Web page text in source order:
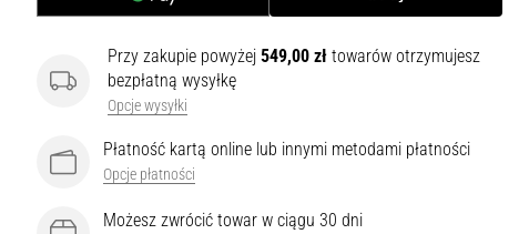
Przy zakupie powyżej 549,00 zł towarów otrzymujesz
bezpłatną wysyłkę
Opcje wysyłki
Płatność kartą online lub innymi metodami płatności
Opcje płatności
Możesz zwrócić towar w ciągu 30 dni